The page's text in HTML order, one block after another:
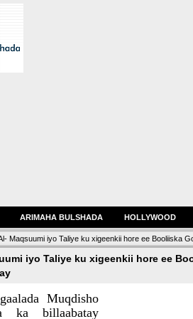
ARIMAHA BULSHADA HOLLYWOOD
Maqsuumi iyo Taliye ku xigeenkii hore ee Booliiska
iyo Taliye ku xigeenkii hore ee
Muqdisho
ka billaabatay